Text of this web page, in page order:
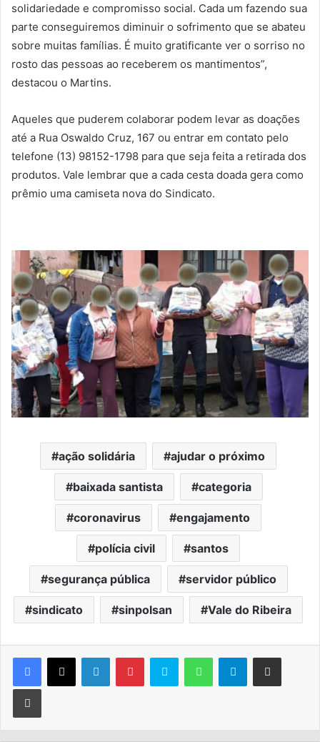
solidariedade e compromisso social. Cada um fazendo sua
parte conseguiremos diminuir o sofrimento que se abateu
sobre muitas famílias. É muito gratificante ver o sorriso no
rosto das pessoas ao receberem os mantimentos”,
destacou o Martins.
Aqueles que puderem colaborar podem levar as doações
até a Rua Oswaldo Cruz, 167 ou entrar em contato pelo
telefone (13) 98152-1798 para que seja feita a retirada dos
produtos. Vale lembrar que a cada cesta doada gera como
prêmio uma camiseta nova do Sindicato.
ação solidária ajudar o próximo
baixada santista categoria
coronavirus engajamento
polícia civil santos
segurança pública servidor público
sindicato sinpolsan Vale do Ribeira